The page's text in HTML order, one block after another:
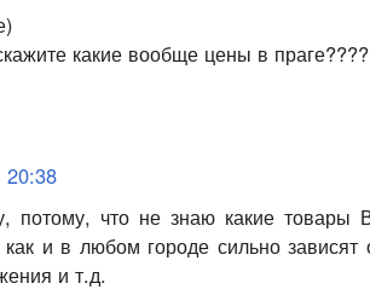
какие вообще цены в праге????
20:38
потому, что не знаю какие товары
и в любом городе сильно зависят
и т.д.